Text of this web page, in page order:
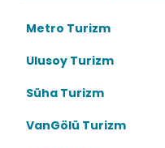
Metro Turizm
Ulusoy Turizm
Süha Turizm
VanGölü Turizm